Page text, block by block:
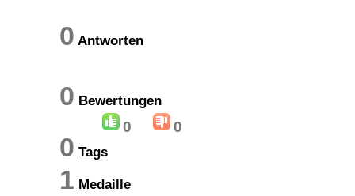
0 Antworten
0 Bewertungen
0 0
0 Tags
1 Medaille